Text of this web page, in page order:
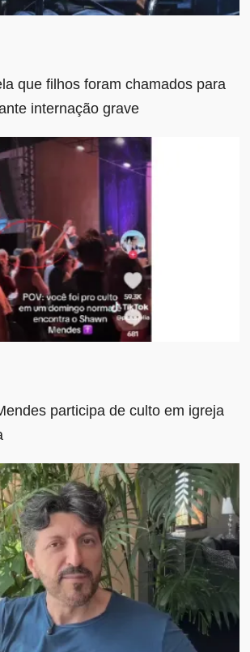
que filhos foram chamados para
internação grave
participa de culto em igreja